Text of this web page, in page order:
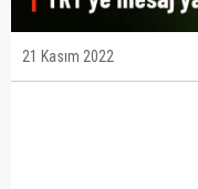
21 Kasım 2022